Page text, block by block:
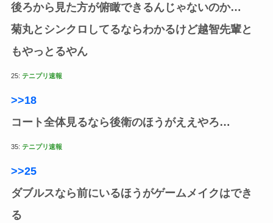
後ろから見た方が俯瞰できるんじゃないのか…
菊丸とシンクロしてるならわかるけど越智先輩と
もやっとるやん
25: テニプリ速報
>>18
コート全体見るなら後衛のほうがええやろ…
35: テニプリ速報
>>25
ダブルスなら前にいるほうがゲームメイクはでき
る